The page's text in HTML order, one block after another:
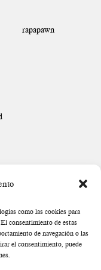
como las cookies para
consentimiento de estas
de navegación o las
el consentimiento, puede
rapapawn